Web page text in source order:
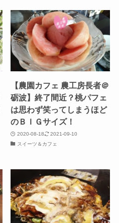
【農園カフェ 農工房長者＠
砺波】終了間近？桃パフェ
は思わず笑ってしまうほど
のＢＩＧサイズ！
2020-08-18
2021-09-10
スイーツ＆カフェ